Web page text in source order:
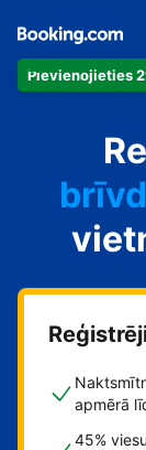
Pievienojieties
apmērā
45%